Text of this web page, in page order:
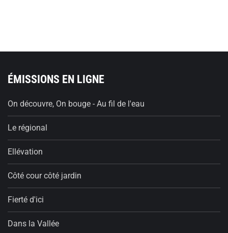
ÉMISSIONS EN LIGNE
On découvre, On bouge - Au fil de l'eau
Le régional
Ellévation
Côté cour côté jardin
Fierté d'ici
Dans la Vallée